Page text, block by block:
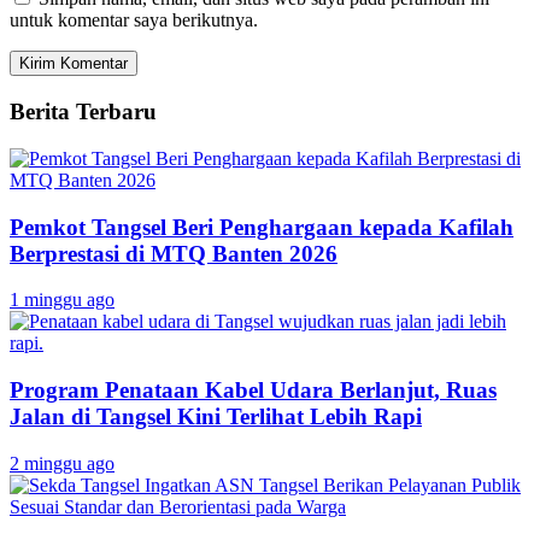
untuk komentar saya berikutnya.
Berita Terbaru
Pemkot Tangsel Beri Penghargaan kepada Kafilah
Berprestasi di MTQ Banten 2026
1 minggu ago
Program Penataan Kabel Udara Berlanjut, Ruas
Jalan di Tangsel Kini Terlihat Lebih Rapi
2 minggu ago